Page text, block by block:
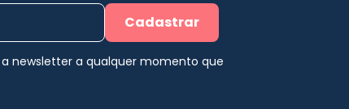
Cadastrar
newsletter a qualquer momento que